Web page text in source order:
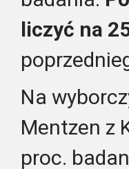
liczyć na
Na
Mentzen z
proc.